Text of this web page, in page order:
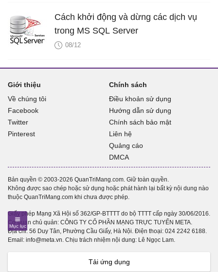
Cách khởi động và dừng các dịch vụ
trong MS SQL Server
08/12
Giới thiệu
Về chúng tôi
Facebook
Twitter
Pinterest
Chính sách
Điều khoản sử dụng
Hướng dẫn sử dụng
Chính sách bảo mật
Liên hệ
Quảng cáo
DMCA
Bản quyền © 2003-2026 QuanTriMang.com. Giữ toàn quyền.
Không được sao chép hoặc sử dụng hoặc phát hành lại bất kỳ nội dung nào
thuộc QuanTriMang.com khi chưa được phép.
Giấy phép Mạng Xã Hội số 362/GP-BTTTT do bộ TTTT cấp ngày 30/06/2016.
Cơ quan chủ quản: CÔNG TY CỔ PHẦN MẠNG TRỰC TUYẾN META.
Địa chỉ: 56 Duy Tân, Phường Cầu Giấy, Hà Nội. Điện thoại: 024 2242 6188.
Email: info@meta.vn. Chịu trách nhiệm nội dung: Lê Ngọc Lam.
Tải ứng dụng